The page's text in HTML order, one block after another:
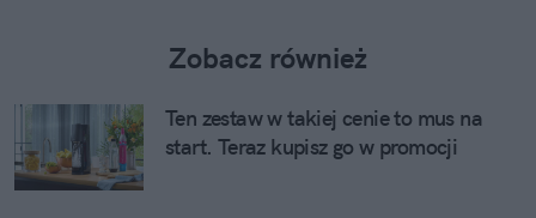
Zobacz również
Ten zestaw w takiej cenie to mus na
start. Teraz kupisz go w promocji